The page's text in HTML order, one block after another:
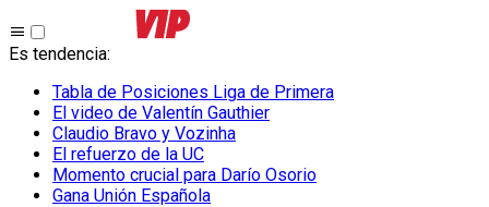
Es tendencia:
Tabla de Posiciones Liga de Primera
El video de Valentín Gauthier
Claudio Bravo y Vozinha
El refuerzo de la UC
Momento crucial para Darío Osorio
Gana Unión Española